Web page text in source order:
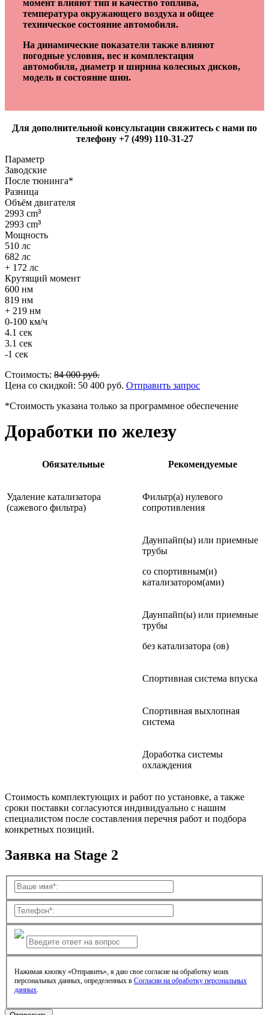
момент влияют тип и качество топлива,
температура окружающего воздуха и общее
техническое состояние автомобиля.
На динамические показатели также влияют
погодные условия, вес и комплектация
автомобиля, диаметр и ширина колесных дисков,
модель и состояние шин.
Для дополнительной консультации свяжитесь с нами по
телефону +7 (499) 110-31-27
Параметр
Заводские
После тюнинга*
Разница
Объём двигателя
2993 cm³
2993 cm³
Мощность
510 лс
682 лс
+ 172 лс
Крутящий момент
600 нм
819 нм
+ 219 нм
0-100 км/ч
4.1 сек
3.1 сек
-1 сек
Стоимость: 84 000руб.
Цена со скидкой: 50 400 руб. Отправить запрос
*Стоимость указана только за программное обеспечение
Доработки по железу
Обязательные Рекомендуемые
Удаление катализатора
(сажевого фильтра)
Фильтр(а) нулевого
сопротивления
Даунпайп(ы) или приемные
трубы
со спортивным(и)
катализатором(ами)
Даунпайп(ы) или приемные
трубы
без катализатора (ов)
Спортивная система впуска
Спортивная выхлопная
система
Доработка системы
охлаждения
Стоимость комплектующих и работ по установке, а также
сроки поставки согласуются индивидуально с нашим
специалистом после составления перечня работ и подбора
конкретных позиций.
Заявка на Stage 2
Нажимая кнопку «Отправить», я даю свое согласие на обработку моих
персональных данных, определенных в Согласии на обработку персональных
данных